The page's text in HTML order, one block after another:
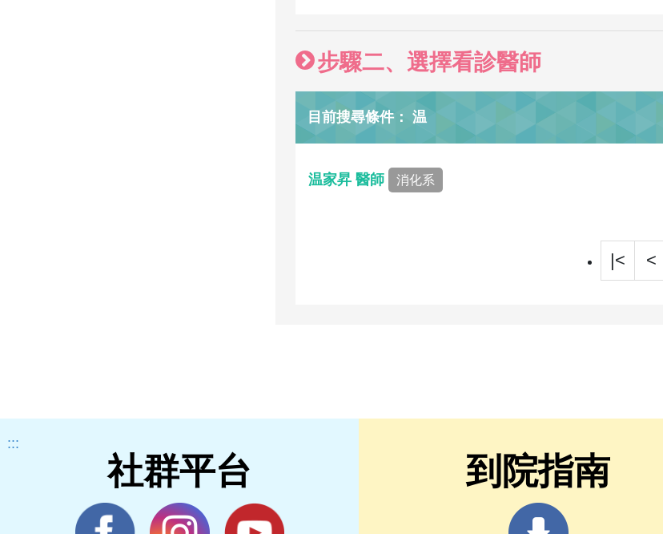
步驟二、選擇看診醫師
目前搜尋條件： 温
温家昇 醫師 消化系
|< <
:::
社群平台 到院指南